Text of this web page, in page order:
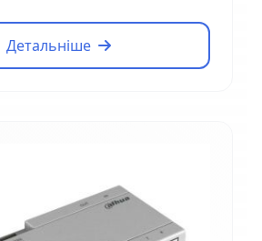
Детальніше